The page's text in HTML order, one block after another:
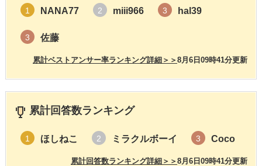
1 NANA77 2 miii966 3 hal39
3 佐藤
8月6日09時41分更新
累計ベストアンサー率ランキング詳細＞＞
累計回答数ランキング
1 ほしねこ 2 ミラクルボーイ 3 Coco
8月6日09時41分更新
累計回答数ランキング詳細＞＞